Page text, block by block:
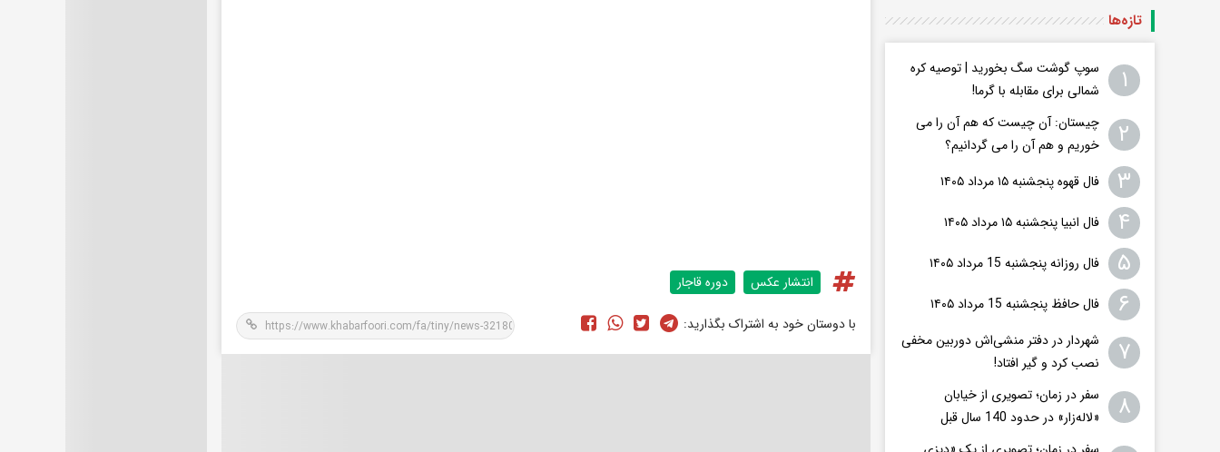
انتشار عکس دوره قاجار
با دوستان خود به اشتراک بگذارید:
تازه‌ها
۱
سوپ گوشت سگ بخورید | توصیه کره
شمالی برای مقابله با گرما!
۲
چیستان: آن چیست که هم آن را می
خوریم و هم آن را می گردانیم؟
۳ فال قهوه پنجشنبه ۱۵ مرداد ۱۴۰۵
۴ فال انبیا پنجشنبه ۱۵ مرداد ۱۴۰۵
۵ فال روزانه پنجشنبه 15 مرداد ۱۴۰۵
۶ فال حافظ پنجشنبه 15 مرداد ۱۴۰۵
۷
شهردار در دفتر منشی‌اش دوربین مخفی
نصب کرد و گیر افتاد!
۸
سفر در زمان؛ تصویری از خیابان
«لاله‌زار» در حدود 140 سال قبل